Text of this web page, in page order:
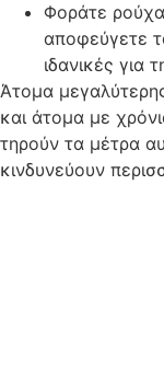
Φοράτε
αποφεύγετε
ιδανικές για
Άτομα
και άτομα με
τηρούν τα μέτρα
κινδυνεύουν